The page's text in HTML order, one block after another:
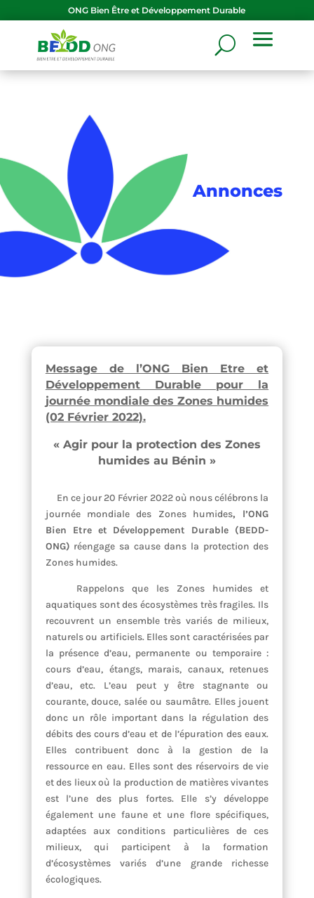
ONG Bien Être et Développement Durable
Annonces
Message de l’ONG Bien Etre et
Développement Durable pour la
journée mondiale des Zones humides
(02 Février 2022).
« Agir pour la protection des Zones
humides au Bénin »
En ce jour 20 Février 2022 où nous célébrons la
journée mondiale des Zones humides, l’ONG
Bien Etre et Développement Durable (BEDD-
ONG) réengage sa cause dans la protection des
Zones humides.
Rappelons que les Zones humides et
aquatiques sont des écosystèmes très fragiles. Ils
recouvrent un ensemble très variés de milieux,
naturels ou artificiels. Elles sont caractérisées par
la présence d’eau, permanente ou temporaire :
cours d’eau, étangs, marais, canaux, retenues
d’eau, etc. L’eau peut y être stagnante ou
courante, douce, salée ou saumâtre. Elles jouent
donc un rôle important dans la régulation des
débits des cours d’eau et de l’épuration des eaux.
Elles contribuent donc à la gestion de la
ressource en eau. Elles sont des réservoirs de vie
et des lieux où la production de matières vivantes
est l’une des plus fortes. Elle s’y développe
également une faune et une flore spécifiques,
adaptées aux conditions particulières de ces
milieux, qui participent à la formation
d’écosystèmes variés d’une grande richesse
écologiques.